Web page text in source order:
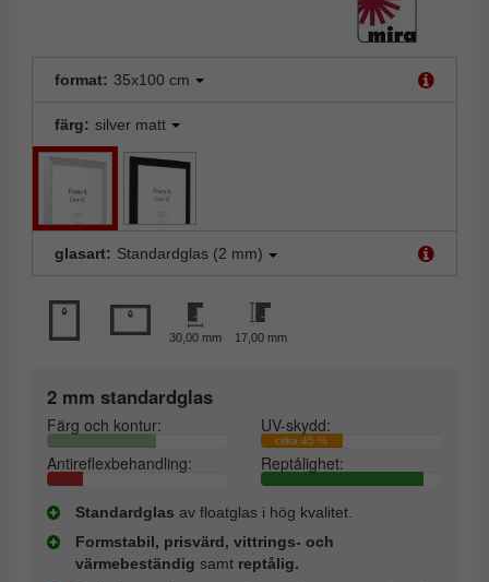
format: 35x100 cm
färg: silver matt
glasart: Standardglas (2 mm)
30,00 mm 17,00 mm
2 mm standardglas
Färg och kontur: UV-skydd:
cirka 45 %
Antireflexbehandling: Reptålighet:
Standardglas av floatglas i hög kvalitet.
Formstabil, prisvärd, vittrings- och
värmebeständig samt reptålig.